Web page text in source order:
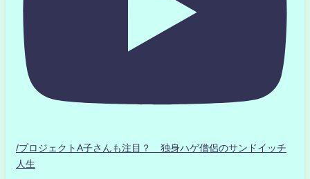
/プロジェクトA子さんも注目？ 独身ハゲ僧侶のサンドイッチ
人生